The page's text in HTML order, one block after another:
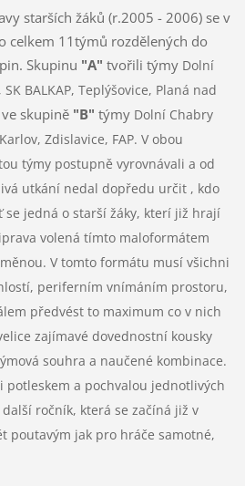
starších žáků (r.2005 - 2006) se v
celkem 11týmů rozdělených do
Skupinu "A" tvořili týmy Dolní
BALKAP, Teplýšovice, Planá nad
skupině "B" týmy Dolní Chabry
Zdislavice, FAP. V obou
týmy postupně vyrovnávali a od
utkání nedal dopředu určit , kdo
se jedná o starší žáky, kterí již hrají
volená tímto maloformátem
V tomto formátu musí všichni
periferním vnímáním prostoru,
předvést to maximum co v nich
zajímavé dovednostní kousky
souhra a naučené kombinace.
potleskem a pochvalou jednotlivých
ročník, která se začíná již v
poutavým jak pro hráče samotné,